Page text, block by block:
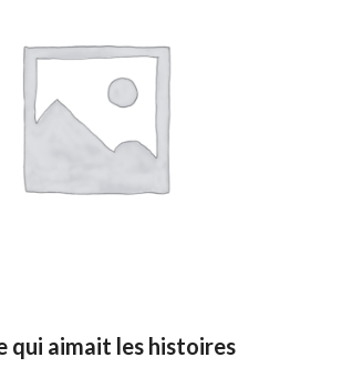
qui aimait les histoires